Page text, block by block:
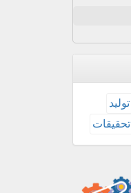
تولید
تحقیقات